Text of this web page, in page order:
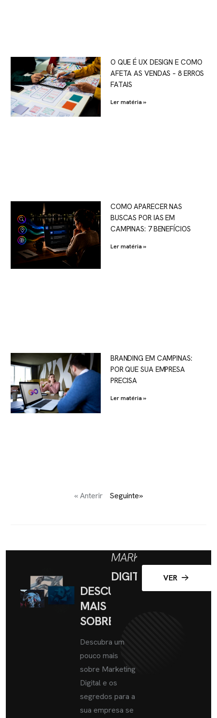
O QUE É UX DESIGN E COMO
AFETA AS VENDAS – 8 ERROS
FATAIS
Ler matéria »
COMO APARECER NAS
BUSCAS POR IAS EM
CAMPINAS: 7 BENEFÍCIOS
Ler matéria »
BRANDING EM CAMPINAS:
POR QUE SUA EMPRESA
PRECISA
Ler matéria »
« Anterir Seguinte»
DESCUBRA
MAIS
SOBRE
MARKETING
DIGITAL
Descubra um
pouco mais
sobre Marketing
Digital e os
segredos para a
sua empresa se
VER